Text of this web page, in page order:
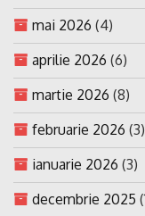
mai 2026 (4)
aprilie 2026 (6)
martie 2026 (8)
februarie 2026 (3)
ianuarie 2026 (3)
decembrie 2025